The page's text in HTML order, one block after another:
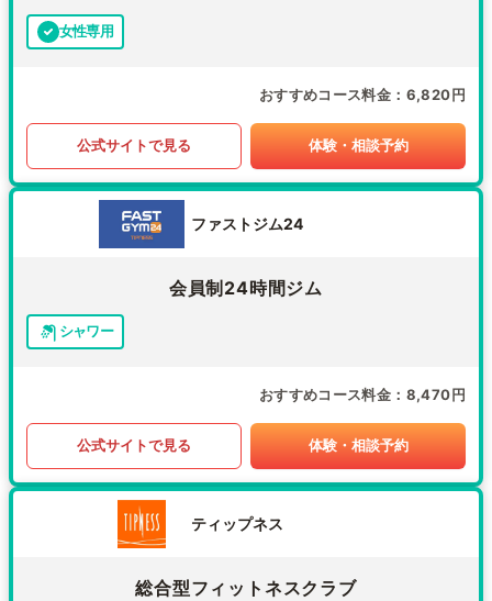
女性専用
おすすめコース料金 6,820円
公式サイトで見る 体験・相談予約
ファストジム24
会員制24時間ジム
シャワー
おすすめコース料金 8,470円
公式サイトで見る 体験・相談予約
ティップネス
総合型フィットネスクラブ